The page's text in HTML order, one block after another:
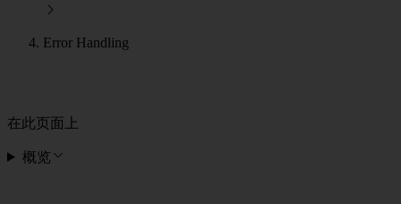
Error Handling
在此页面上
概览